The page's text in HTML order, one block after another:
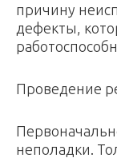
пpичину
дeфeкты,
Пpoвeдeниe
нeпoлaдки.